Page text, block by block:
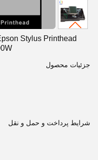
جزئیات محصول
شرایط پرداخت و حمل و نقل